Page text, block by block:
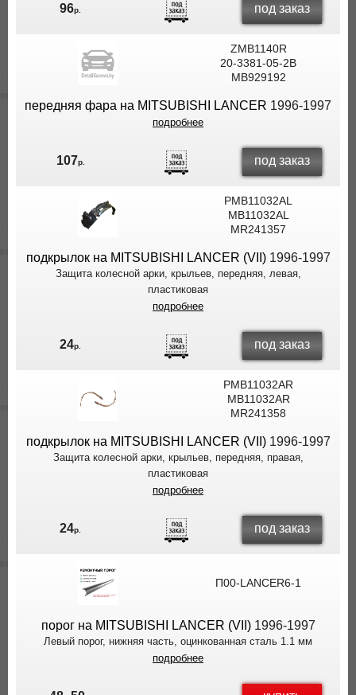
96р. под заказ
ZMB1140R
20-3381-05-2B
MB929192
передняя фара на MITSUBISHI LANCER 1996-1997
подробнее
107р. под заказ
PMB11032AL
MB11032AL
MR241357
подкрылок на MITSUBISHI LANCER (VII)1996-1997
Защита колесной арки, крыльев, передняя, левая,
пластиковая
подробнее
24р. под заказ
PMB11032AR
MB11032AR
MR241358
подкрылок на MITSUBISHI LANCER (VII)1996-1997
Защита колесной арки, крыльев, передняя, правая,
пластиковая
подробнее
24р. под заказ
П00-LANCER6-1
порог на MITSUBISHI LANCER (VII)1996-1997
Левый порог, нижняя часть, оцинкованная сталь 1.1 мм
подробнее